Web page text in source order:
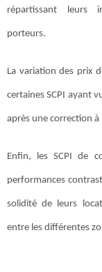
répartissant leurs
porteurs.
La variation des prix
certaines SCPI ayant
après une correction à
Enfin, les SCPI de
performances
solidité de leurs
entre les différentes